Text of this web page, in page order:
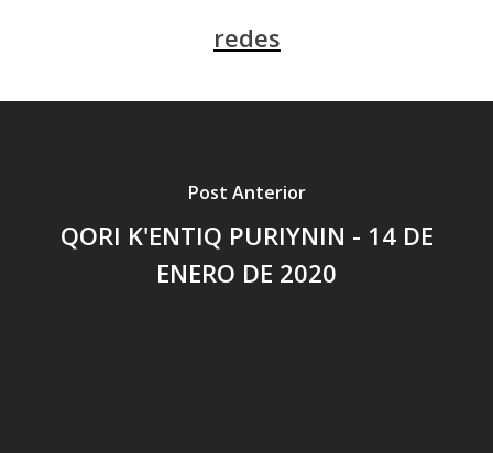
redes
Post Anterior
QORI K'ENTIQ PURIYNIN - 14 DE
ENERO DE 2020